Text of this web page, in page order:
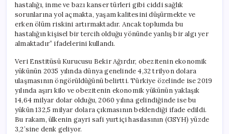
hastalığı, inme ve bazı kanser türleri gibi ciddi sağlık
sorunlarına yol açmakta, yaşam kalitesini düşürmekte ve
erken ölüm riskini artırmaktadır. Ancak toplumda bu
hastalığın kişisel bir tercih olduğu yönünde yanlış bir algı yer
almaktadır” ifadelerini kullandı.
Veri Enstitüsü Kurucusu Bekir Ağırdır, obezitenin ekonomik
yükünün 2035 yılında dünya genelinde 4,32 trilyon dolara
ulaşmasının öngörüldüğünü belirtti. Türkiye özelinde ise 2019
yılında aşırı kilo ve obezitenin ekonomik yükünün yaklaşık
14,64 milyar dolar olduğu, 2060 yılına gelindiğinde ise bu
yükün 132,5 milyar dolara çıkmasının beklendiği ifade edildi.
Bu rakam, ülkenin gayri safi yurtiçi hasılasının (GSYH) yüzde
3,2’sine denk geliyor.